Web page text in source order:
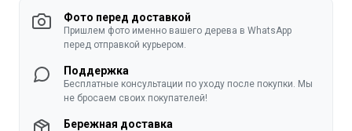
Фото перед доставкой
Пришлем фото именно вашего дерева в WhatsApp
перед отправкой курьером.
Поддержка
Бесплатные консультации по уходу после покупки. Мы
не бросаем своих покупателей!
Бережная доставка